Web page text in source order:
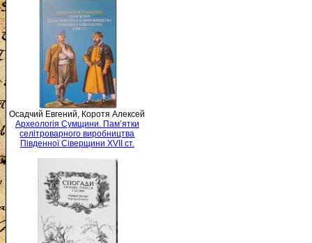
Осадчий Евгений, Коротя Алексей
Археологія Сумщини. Пам’ятки
селітроварного виробництва
Південної Сіверщини XVII ст.